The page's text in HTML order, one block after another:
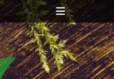
Header
Toggle